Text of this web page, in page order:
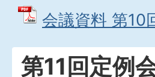
会議資料 第10
第11回定例